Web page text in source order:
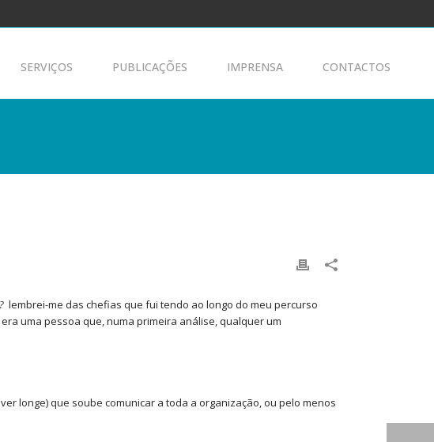
SERVIÇOS PUBLICAÇÕES IMPRENSA CONTACTOS
lembrei-me das chefias que fui tendo ao longo do meu percurso
uma pessoa que, numa primeira análise, qualquer um
longe) que soube comunicar a toda a organização, ou pelo menos